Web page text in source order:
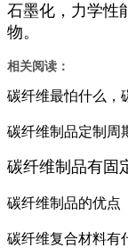
石墨化，力学性
物。
相关阅读：
碳纤维最怕什么，
碳纤维制品定制周
碳纤维制品有固
碳纤维制品的优点
碳纤维复合材料有